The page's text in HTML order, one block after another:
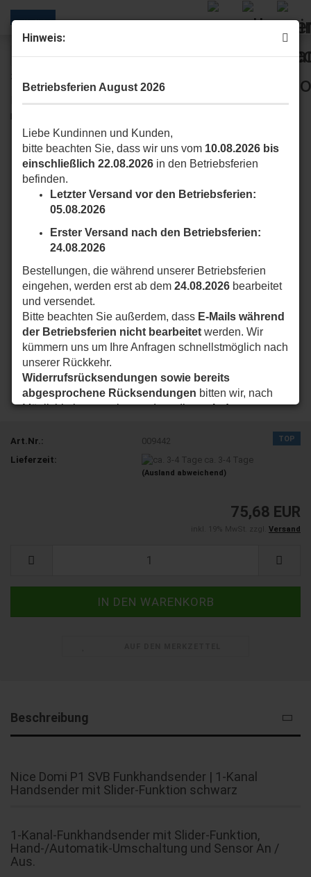
Hinweis:
Betriebsferien August 2026
Liebe Kundinnen und Kunden,
bitte beachten Sie, dass wir uns vom 10.08.2026 bis
einschließlich 22.08.2026 in den Betriebsferien
befinden.
Letzter Versand vor den Betriebsferien:
05.08.2026
Erster Versand nach den Betriebsferien:
24.08.2026
Bestellungen, die während unserer Betriebsferien
eingehen, werden erst ab dem 24.08.2026 bearbeitet
und versendet.
Bitte beachten Sie außerdem, dass E-Mails während
der Betriebsferien nicht bearbeitet werden. Wir
kümmern uns um Ihre Anfragen schnellstmöglich nach
unserer Rückkehr.
Widerrufsrücksendungen sowie bereits
abgesprochene Rücksendungen bitten wir, nach
Möglichkeit so zu planen, dass dieseab dem
Vielen Dank für Ihr Verständnis. Wir wünschen Ihnen
eine schöne Sommerzeit und sind ab dem 24.08.2026
wieder wie gewohnt für Sie da.
« Erster « zurück weiter »
Letzter »
20
Nice Domi P1 SVB Funkhandsender | 1-Kanal Handsender
mit Slider-Funktion schwarz
TOP
Art.Nr.:
009442
Lieferzeit:
ca. 3-4 Tage
(Ausland abweichend)
75,68 EUR
Versand
Beschreibung
Nice Domi P1 SVB Funkhandsender | 1-Kanal
Handsender mit Slider-Funktion schwarz
1-Kanal-Funkhandsender mit Slider-Funktion,
Hand-/Automatik-Umschaltung und Sensor An /
Aus.